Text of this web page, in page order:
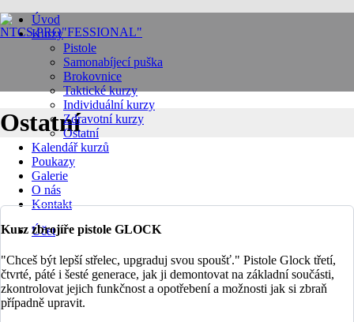
Úvod
Kurzy
Pistole
Samonabíjecí puška
Brokovnice
Taktické kurzy
Individuální kurzy
Zdravotní kurzy
Ostatní
Kalendář kurzů
Poukazy
Galerie
O nás
Kontakt
Účet
Ostatní
Kurz zbrojíře pistole GLOCK
"Chceš být lepší střelec, upgraduj svou spoušť." Pistole Glock třetí,
čtvrté, páté i šesté generace, jak ji demontovat na základní součásti,
zkontrolovat jejich funkčnost a opotřebení a možnosti jak si zbraň
případně upravit.